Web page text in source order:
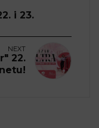
i 23.
NEXT
22.